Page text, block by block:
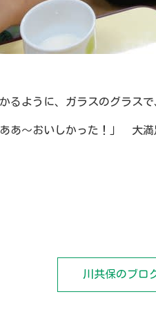
るように、ガラスのグラスで
あ～おいしかった！」 大
川共保のブロ